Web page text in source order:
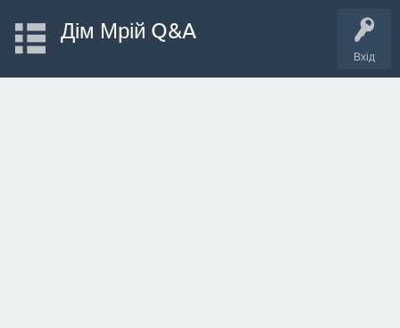
Вхід
Дім Мрій Q&A